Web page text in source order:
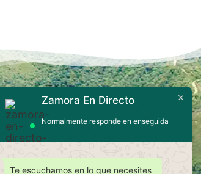
Contáctanos
Zamora En Directo
Normalmente responde en enseguida
Te escuchamos en lo que necesites